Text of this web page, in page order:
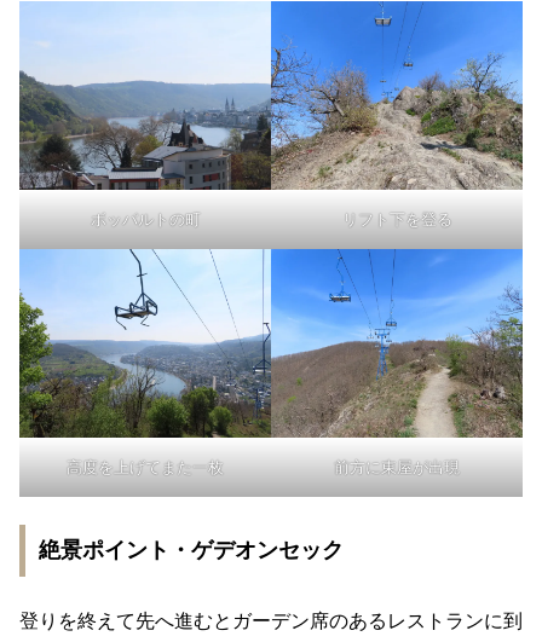
ボッパルトの町 リフト下を登る
高度を上げてまた一枚 前方に東屋が出現
絶景ポイント・ゲデオンセック
登りを終えて先へ進むとガーデン席のあるレストランに到